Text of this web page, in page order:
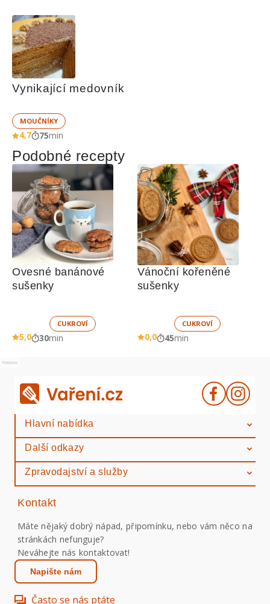
Vynikající medovník
MOUČNÍKY
4,7 75min
Podobné recepty
Ovesné banánové
sušenky
CUKROVÍ
5,0 30min
Vánoční kořeněné
sušenky
CUKROVÍ
0,0 45min
Reklama
Hlavní nabídka
Další odkazy
Zpravodajství a služby
Kontakt
Máte nějaký dobrý nápad, připomínku, nebo vám něco na
stránkách nefunguje?
Neváhejte nás kontaktovat!
Napište nám
Často se nás ptáte